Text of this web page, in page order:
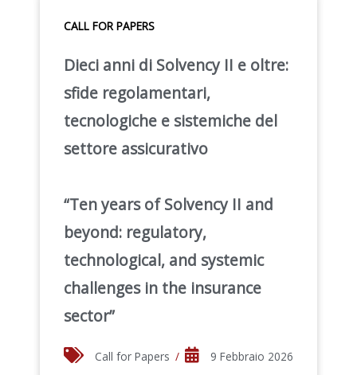
CALL FOR PAPERS
Dieci anni di Solvency II e oltre:
sfide regolamentari,
tecnologiche e sistemiche del
settore assicurativo
“Ten years of Solvency II and
beyond: regulatory,
technological, and systemic
challenges in the insurance
sector”
Call for Papers / 9 Febbraio 2026